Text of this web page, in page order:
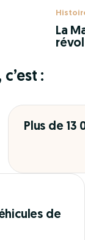
La
:
Plus de 13
de